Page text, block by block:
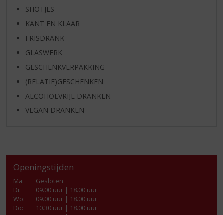
SHOTJES
KANT EN KLAAR
FRISDRANK
GLASWERK
GESCHENKVERPAKKING
(RELATIE)GESCHENKEN
ALCOHOLVRIJE DRANKEN
VEGAN DRANKEN
Openingstijden
Ma:
Gesloten
Di:
09.00 uur | 18.00 uur
Wo:
09.00 uur | 18.00 uur
Do:
10.30 uur | 18.00 uur